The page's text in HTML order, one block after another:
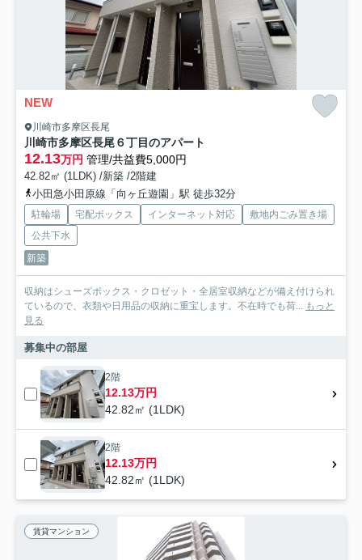
NEW
川崎市多摩区長尾
川崎市多摩区長尾６丁目のアパート
12.13万円 管理/共益費5,000円
42.82㎡ (1LDK) /新築 /2階建
小田急小田原線「向ヶ丘遊園」駅 徒歩32分
駐輪場 宅配ボックス インターネット対応
敷地内ごみ置き場
公共下水
新築
収納はシューズボックス・クロゼット・全居室収納などが備え付けられ
ているので、衣類や日用品の収納に重宝します。不在時でも荷... もっと
見る
募集中の部屋
2階
12.13万円
42.82㎡ (1LDK)
2階
12.13万円
42.82㎡ (1LDK)
賃貸マンション